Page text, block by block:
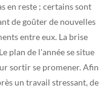
en reste ; certains sont
de goûter de nouvelles
entre eux. La brise
plan de l'année se situe
sortir se promener. Afin
un travail stressant, de